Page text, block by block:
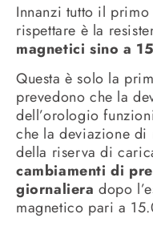
Innanzi tutto il
rispettare è la
magnetici sino a
Questa è solo la
prevedono che la
dell’orologio
che la deviazione
della riserva di
cambiamenti di
giornaliera dopo
magnetico pari a